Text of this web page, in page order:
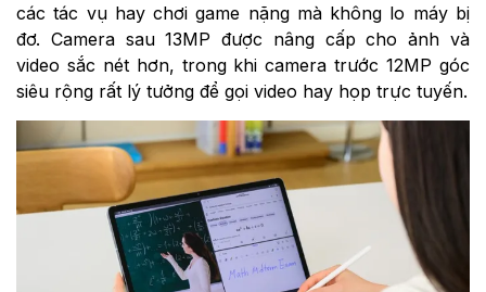
các tác vụ hay chơi game nặng mà không lo máy bị
đơ. Camera sau 13MP được nâng cấp cho ảnh và
video sắc nét hơn, trong khi camera trước 12MP góc
siêu rộng rất lý tưởng để gọi video hay họp trực tuyến.